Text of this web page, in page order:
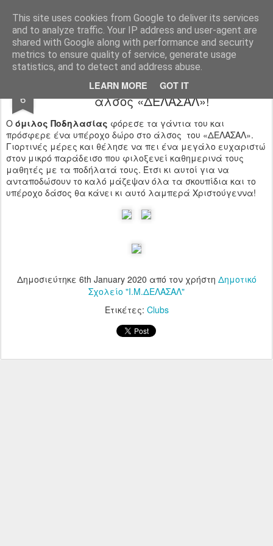
This site uses cookies from Google to deliver its services
and to analyze traffic. Your IP address and user-agent are
shared with Google along with performance and security
metrics to ensure quality of service, generate usage
statistics, and to detect and address abuse.
LEARN MORE GOT IT
Ιδιωτικό Δημοτικό Σχολείο "Ι.Μ.ΔΕΛΑΣΑΛ"
6
Λαμπερά Χριστούγεννα για το
άλσος «ΔΕΛΑΣΑΛ»!
Ο όμιλος Ποδηλασίας φόρεσε τα γάντια του και
πρόσφερε ένα υπέροχο δώρο στο άλσος του «ΔΕΛΑΣΑΛ».
Γιορτινές μέρες και θέλησε να πει ένα μεγάλο ευχαριστώ
στον μικρό παράδεισο που φιλοξενεί καθημερινά τους
μαθητές με τα ποδήλατά τους. Έτσι κι αυτοί για να
ανταποδώσουν το καλό μάζεψαν όλα τα σκουπίδια και το
υπέροχο δάσος θα κάνει κι αυτό λαμπερά Χριστούγεννα!
Δημοσιεύτηκε 6th January 2020 από τον χρήστη Δημοτικό
Σχολείο "Ι.Μ.ΔΕΛΑΣΑΛ"
Ετικέτες: Clubs